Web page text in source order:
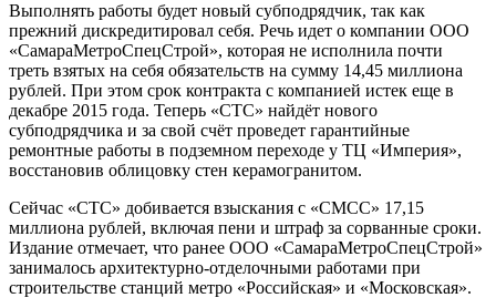
Выполнять работы будет новый субподрядчик, так как
прежний дискредитировал себя. Речь идет о компании ООО
«СамараМетроСпецСтрой», которая не исполнила почти
треть взятых на себя обязательств на сумму 14,45 миллиона
рублей. При этом срок контракта с компанией истек еще в
декабре 2015 года. Теперь «СТС» найдёт нового
субподрядчика и за свой счёт проведет гарантийные
ремонтные работы в подземном переходе у ТЦ «Империя»,
восстановив облицовку стен керамогранитом.
Сейчас «СТС» добивается взыскания с «СМСС» 17,15
миллиона рублей, включая пени и штраф за сорванные сроки.
Издание отмечает, что ранее ООО «СамараМетроСпецСтрой»
занималось архитектурно-отделочными работами при
строительстве станций метро «Российская» и «Московская».